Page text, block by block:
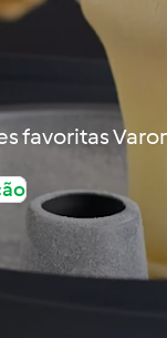
favoritas